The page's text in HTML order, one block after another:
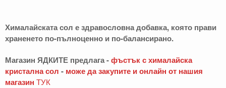
Хималайската сол е здравословна добавка, която прави
храненето по-пълноценно и по-балансирано.
Магазин ЯДКИТЕ предлага -фъстък с хималайска
кристална сол - може да закупите и онлайн от нашия
магазин ТУК